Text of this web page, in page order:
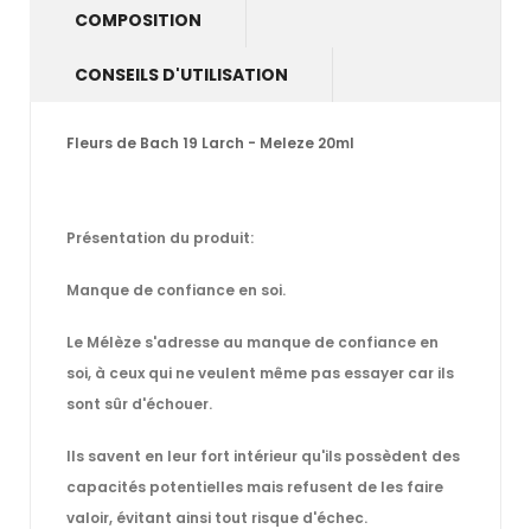
COMPOSITION
CONSEILS D'UTILISATION
Fleurs de Bach 19 Larch - Meleze 20ml
Présentation du produit:
Manque de confiance en soi.
Le Mélèze s'adresse au manque de confiance en
soi, à ceux qui ne veulent même pas essayer car ils
sont sûr d'échouer.
Ils savent en leur fort intérieur qu'ils possèdent des
capacités potentielles mais refusent de les faire
valoir, évitant ainsi tout risque d'échec.